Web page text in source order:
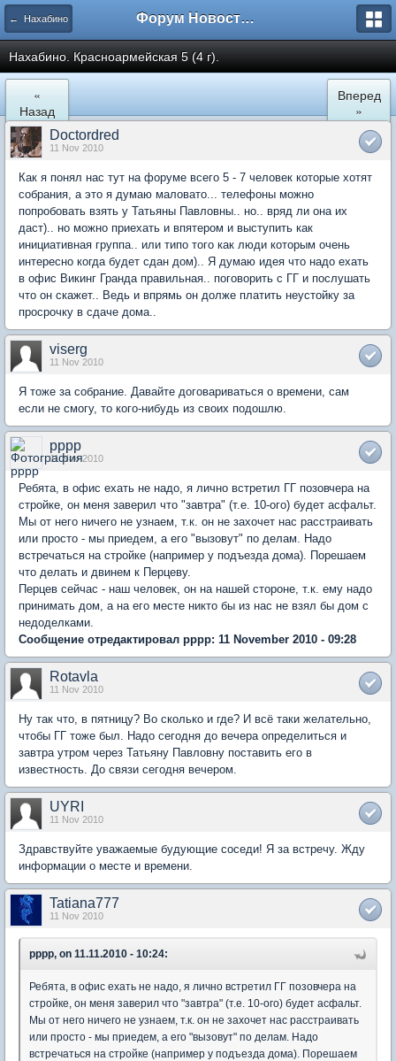
← Нахабино Форум Новостройки
Нахабино. Красноармейская 5 (4 г).
«
Назад
Вперед
»
Doctordred
11 Nov 2010
Как я понял нас тут на форуме всего 5 - 7 человек которые хотят
собрания, а это я думаю маловато... телефоны можно
попробовать взять у Татьяны Павловны.. но.. вряд ли она их
даст).. но можно приехать и впятером и выступить как
инициативная группа.. или типо того как люди которым очень
интересно когда будет сдан дом).. Я думаю идея что надо ехать
в офис Викинг Гранда правильная.. поговорить с ГГ и послушать
что он скажет.. Ведь и впрямь он долже платить неустойку за
просрочку в сдаче дома..
viserg
11 Nov 2010
Я тоже за собрание. Давайте договариваться о времени, сам
если не смогу, то кого-нибудь из своих подошлю.
pppp
11 Nov 2010
Ребята, в офис ехать не надо, я лично встретил ГГ позовчера на
стройке, он меня заверил что "завтра" (т.е. 10-ого) будет асфальт.
Мы от него ничего не узнаем, т.к. он не захочет нас расстраивать
или просто - мы приедем, а его "вызовут" по делам. Надо
встречаться на стройке (например у подъезда дома). Порешаем
что делать и двинем к Перцеву.
Перцев сейчас - наш человек, он на нашей стороне, т.к. ему надо
принимать дом, а на его месте никто бы из нас не взял бы дом с
недоделками.
Сообщение отредактировал pppp: 11 November 2010 - 09:28
Rotavla
11 Nov 2010
Ну так что, в пятницу? Во сколько и где? И всё таки желательно,
чтобы ГГ тоже был. Надо сегодня до вечера определиться и
завтра утром через Татьяну Павловну поставить его в
известность. До связи сегодня вечером.
UYRI
11 Nov 2010
Здравствуйте уважаемые будующие соседи! Я за встречу. Жду
информации о месте и времени.
Tatiana777
11 Nov 2010
pppp, on 11.11.2010 - 10:24:
Ребята, в офис ехать не надо, я лично встретил ГГ позовчера на
стройке, он меня заверил что "завтра" (т.е. 10-ого) будет асфальт.
Мы от него ничего не узнаем, т.к. он не захочет нас расстраивать
или просто - мы приедем, а его "вызовут" по делам. Надо
встречаться на стройке (например у подъезда дома). Порешаем